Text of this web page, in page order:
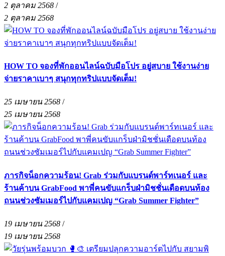
2 ตุลาคม 2568 /
2 ตุลาคม 2568
HOW TO จองที่พักออนไลน์ฉบับมือโปร อยู่สบาย ใช้งานง่าย
จ่ายราคาเบาๆ สนุกทุกทริปแบบจัดเต็ม!
25 เมษายน 2568 /
25 เมษายน 2568
ภารกิจน็อกความร้อน! Grab ร่วมกับแบรนด์พาร์ทเนอร์ และ
ร้านค้าบน GrabFood พาพี่คนขับแกร็บฝ่ามิชชั่นเดือดบนท้อง
ถนนช่วงซัมเมอร์ไปกับแคมเปญ “Grab Summer Fighter”
19 เมษายน 2568 /
19 เมษายน 2568